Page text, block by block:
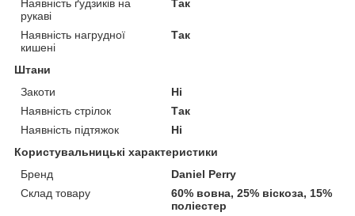
Наявність ґудзиків на
рукаві
Так
Наявність нагрудної
кишені
Так
Штани
Закоти
Ні
Наявність стрілок
Так
Наявність підтяжок
Ні
Користувальницькі характеристики
Бренд
Daniel Perry
Склад товару
60% вовна, 25% віскоза, 15%
поліестер